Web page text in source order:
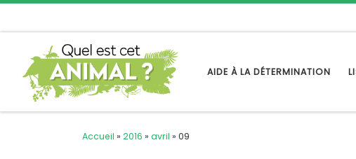
AIDE À LA DÉTERMINATION
Accueil » 2016 » avril » 09